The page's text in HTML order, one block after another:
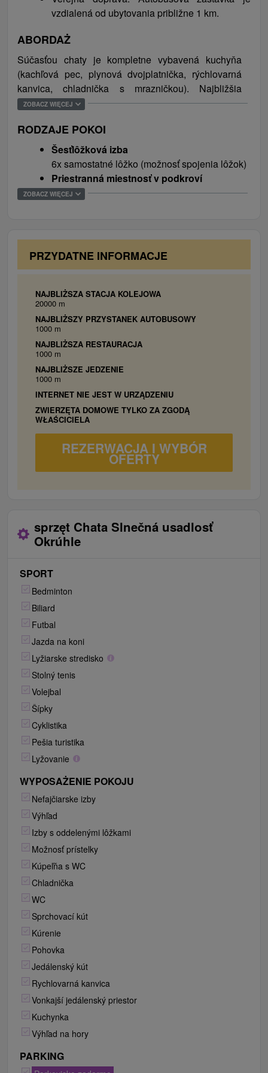
aktivít ako je zber lesných plodov, húb, turistika alebo
cykloturistika. Neďaleko obce sa nachádza vojenské
múzeum, vyhliadkové veže a priaznivci lyžovania
ocenia dostupnosť lyžiarskych stredísk Ski Makovica
a Ski Medvedie. Ideálne miesto pre milovníkov
prírody, zvierat, pokoja, turistiky, rodiny s deťmi a
väčšie skupiny.
vzdialená od ubytovania približne 1 km.
ABORDAŻ
Súčasťou chaty je kompletne vybavená kuchyňa
(kachľová pec, plynová dvojplatnička, rýchlovarná
kanvica, chladnička s mrazničkou). Najbližšia
reštaurácia sa nachádza cca 1 km od chaty.
ZOBACZ WIĘCEJ
RODZAJE POKOI
Šesťlôžková izba
6x samostatné lôžko (možnosť spojenia lôžok)
Priestranná miestnosť v podkroví
slúži okrem meditácie aj na spanie (20x matrac
ZOBACZ WIĘCEJ
PRZYDATNE INFORMACJE
NAJBLIŻSZA STACJA KOLEJOWA
20000 m
NAJBLIŻSZY PRZYSTANEK AUTOBUSOWY
1000 m
NAJBLIŻSZA RESTAURACJA
1000 m
NAJBLIŻSZE JEDZENIE
1000 m
INTERNET NIE JEST W URZĄDZENIU
ZWIERZĘTA DOMOWE TYLKO ZA ZGODĄ
WŁAŚCICIELA
REZERWACJA I WYBÓR
OFERTY
sprzęt Chata Slnečná usadlosť
Okrúhle
SPORT
Bedminton
Biliard
Futbal
Jazda na koni
Lyžiarske stredisko
Stolný tenis
Volejbal
Šípky
Cyklistika
Pešia turistika
Lyžovanie
WYPOSAŻENIE POKOJU
Nefajčiarske izby
Výhľad
Izby s oddelenými lôžkami
Možnosť prístelky
Kúpeľňa s WC
Chladnička
WC
Sprchovací kút
Kúrenie
Pohovka
Jedálenský kút
Rychlovarná kanvica
Vonkajší jedálenský priestor
Kuchynka
Výhľad na hory
PARKING